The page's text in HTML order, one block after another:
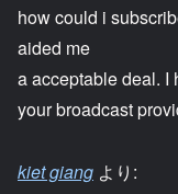
how could i
aided me
a acceptable deal. I
your broadcast
kiet giang より: